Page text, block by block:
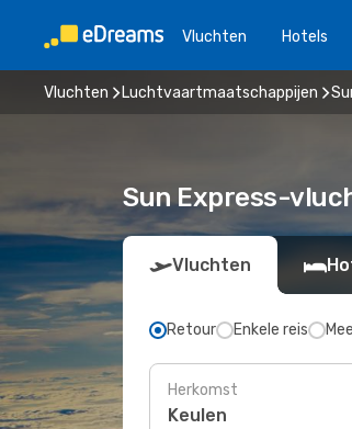
Vluchten Hotels
Vluchten Luchtvaartmaatschappijen
Sun Express-
Vluchten
Retour Enkele reis
Herkomst